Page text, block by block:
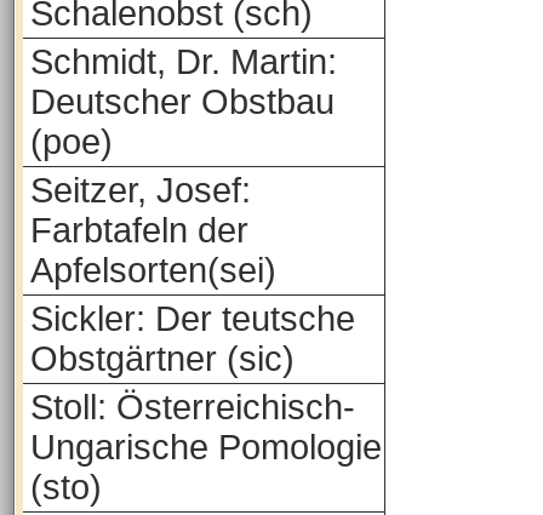
Schalenobst (sch)
Schmidt, Dr. Martin:
Deutscher Obstbau
(poe)
Seitzer, Josef:
Farbtafeln der
Apfelsorten(sei)
Sickler: Der teutsche
Obstgärtner (sic)
Stoll: Österreichisch-
Ungarische Pomologie
(sto)